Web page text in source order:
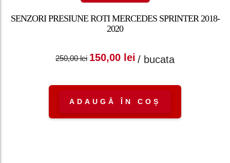
SENZORI PRESIUNE ROTI MERCEDES SPRINTER 2018-
2020
250,00lei
Prețul inițial a fost:
150,00 lei
Prețul curent
/ bucata
ADAUGĂ ÎN COȘ